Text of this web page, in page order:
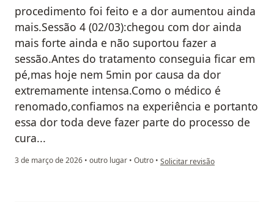
procedimento foi feito e a dor aumentou ainda
mais.Sessão 4 (02/03):chegou com dor ainda
mais forte ainda e não suportou fazer a
sessão.Antes do tratamento conseguia ficar em
pé,mas hoje nem 5min por causa da dor
extremamente intensa.Como o médico é
renomado,confiamos na experiência e portanto
essa dor toda deve fazer parte do processo de
cura...
3 de março de 2026 • outro lugar • Outro • na opinião do utilizador Paciente
Solicitar revisão